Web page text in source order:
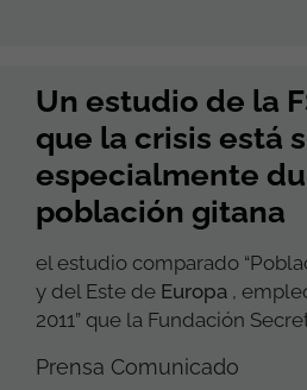
Un estudio de la
que la crisis está
especialmente
población gitana
el estudio comparado
y del Este de Europa ,
2011” que la Fundación
Prensa Comunicado